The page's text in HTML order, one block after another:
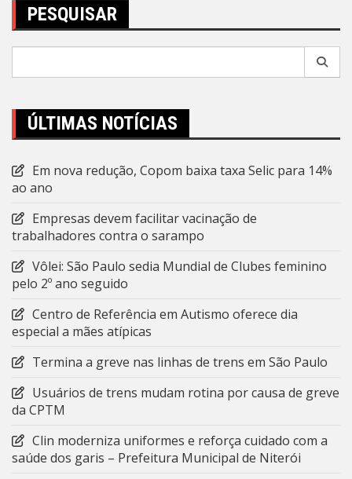
PESQUISAR
ÚLTIMAS NOTÍCIAS
Em nova redução, Copom baixa taxa Selic para 14%
ao ano
Empresas devem facilitar vacinação de
trabalhadores contra o sarampo
Vôlei: São Paulo sedia Mundial de Clubes feminino
pelo 2º ano seguido
Centro de Referência em Autismo oferece dia
especial a mães atípicas
Termina a greve nas linhas de trens em São Paulo
Usuários de trens mudam rotina por causa de greve
da CPTM
Clin moderniza uniformes e reforça cuidado com a
saúde dos garis – Prefeitura Municipal de Niterói